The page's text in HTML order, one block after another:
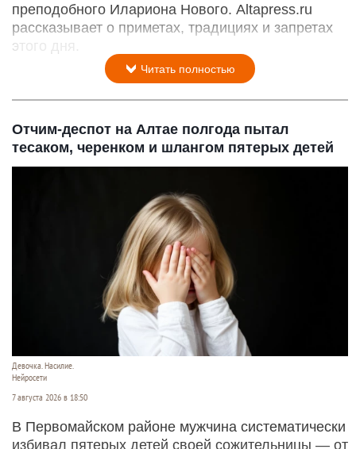
преподобного Илариона Нового. Altapress.ru
рассказывает о приметах, традициях и запретах
этого дня.
Читать полностью
Отчим-деспот на Алтае полгода пытал
тесаком, черенком и шлангом пятерых детей
Девочка. Насилие.
Нейросети
7 августа 2026 в 18:50
В Первомайском районе мужчина систематически
избивал пятерых детей своей сожительницы — от